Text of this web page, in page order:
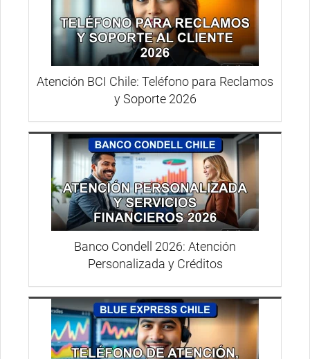
Atención BCI Chile: Teléfono para Reclamos
y Soporte 2026
Banco Condell 2026: Atención
Personalizada y Créditos